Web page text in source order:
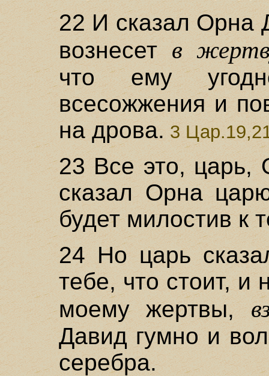
22 И сказал Орна
вознесет в
что ему
всесожжения и
на дрова. 3
23 Все это,
сказал Орна
будет милостив к
24 Но царь
тебе, что стоит, и
моему жертвы,
Давид гумно и
серебра.